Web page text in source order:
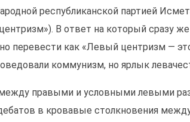
республиканской партией
В ответ на который сразу
перевести как «Левый центризм —
коммунизм, но ярлык
между правыми и условными левыми
в кровавые столкновения